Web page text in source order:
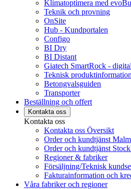
Klimatoptimera med
Teknik och provning
OnSite
Hub - Kundportalen
Configo
BI Dry
BI Distant
Giatech SmartRock -
Teknisk produktinformation
Betongvalsguiden
Transporter
Beställning och offert
Kontakta oss
Kontakta oss
Kontakta oss Översikt
Order och kundtjänst
Order och kundtjänst
Regioner & fabriker
Försäljning/Teknisk
Fakturainformation och
Våra fabriker och regioner